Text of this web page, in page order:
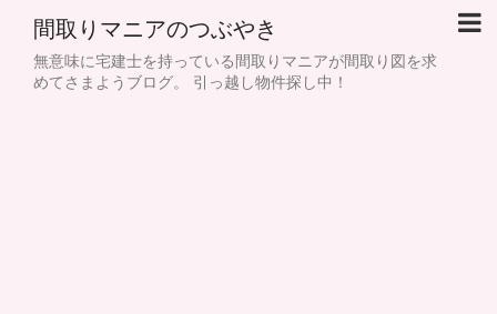
間取りマニアのつぶやき
無意味に宅建士を持っている間取りマニアが間取り図を求
めてさまようブログ。 引っ越し物件探し中！